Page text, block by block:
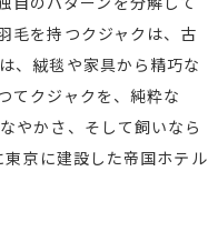
毛を持つクジャクは、古
、絨毯や家具から精巧な
てクジャクを、純粋な
やかさ、そして飼いなら
京に建設した帝国ホテル